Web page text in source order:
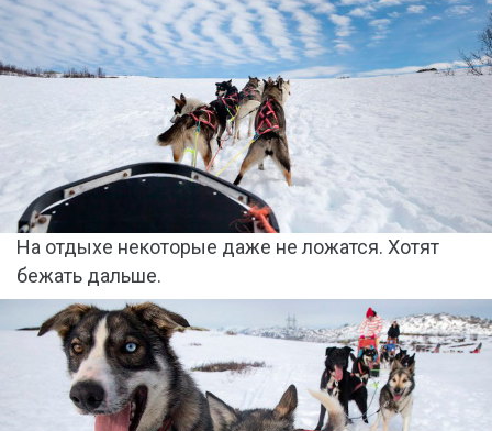
На отдыхе некоторые даже не ложатся. Хотят
бежать дальше.